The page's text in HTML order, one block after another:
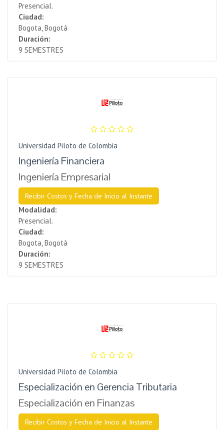
Presencial.
Ciudad:
Bogota, Bogotá
Duración:
9 SEMESTRES
Universidad Piloto de Colombia
Ingeniería Financiera
Ingeniería Empresarial
Recibir Costos y Fecha de Inicio al Instante
Modalidad:
Presencial.
Ciudad:
Bogota, Bogotá
Duración:
9 SEMESTRES
Universidad Piloto de Colombia
Especialización en Gerencia Tributaria
Especialización en Finanzas
Recibir Costos y Fecha de Inicio al Instante